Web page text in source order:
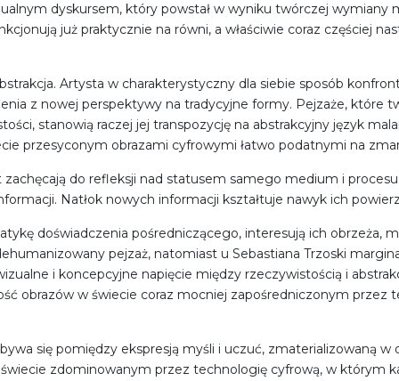
dyskursem, który powstał w wyniku twórczej wymiany
już praktycznie na równi, a właściwie coraz częściej
Artysta w charakterystyczny dla siebie sposób
z nowej perspektywy na tradycyjne formy. Pejzaże, które
stanowią raczej jej transpozycję na abstrakcyjny język
przesyconym obrazami cyfrowymi łatwo podatnymi na
zachęcają do refleksji nad statusem samego medium i
Natłok nowych informacji kształtuje nawyk ich
doświadczenia pośredniczącego, interesują ich obrzeża,
pejzaż, natomiast u Sebastiana Trzoski
i koncepcyjne napięcie między rzeczywistością i
obrazów w świecie coraz mocniej zapośredniczonym przez
się pomiędzy ekspresją myśli i uczuć, zmaterializowaną
zdominowanym przez technologię cyfrową, w którym